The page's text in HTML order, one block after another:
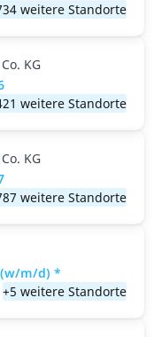
weitere Standorte
KG
weitere Standorte
KG
weitere Standorte
(w/m/d) *
+5 weitere Standorte